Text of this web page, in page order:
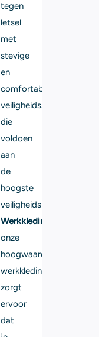
tegen
letsel
met
stevige
en
comfortabele
veiligheidsschoenen
die
voldoen
aan
de
hoogste
veiligheidsnormen.
Werkkleding:
onze
hoogwaardige
werkkleding
zorgt
ervoor
dat